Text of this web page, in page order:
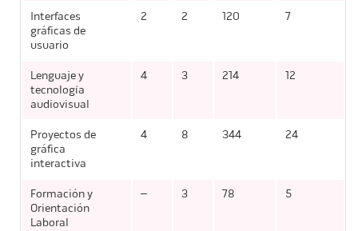
Interfaces
gráficas de
usuario
2 2 120 7
Lenguaje y
tecnología
audiovisual
4 3 214 12
Proyectos de
gráfica
interactiva
4 8 344 24
Formación y
Orientación
Laboral
– 3 78 5